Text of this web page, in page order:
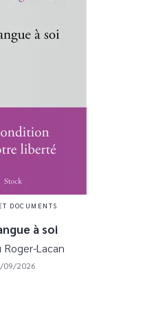
DOCUMENTS
à soi
Lacan
09/2026